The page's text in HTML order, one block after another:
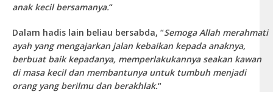
anak kecil bersamanya.“
Dalam hadis lain beliau bersabda, “Semoga Allah merahmati
ayah yang mengajarkan jalan kebaikan kepada anaknya,
berbuat baik kepadanya, memperlakukannya seakan kawan
di masa kecil dan membantunya untuk tumbuh menjadi
orang yang berilmu dan berakhlak.“